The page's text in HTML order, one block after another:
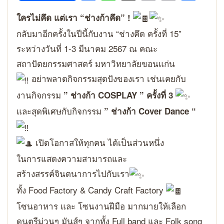
ใครไม่คึด แต่เรา “ช่างก้าคึด” !
กลับมาอีกครั้งในปีนี้กับงาน “ช่างคึด ครั้งที่ 15”
ระหว่างวันที่ 1-3 มีนาคม 2567 ณ คณะ
สถาปัตยกรรมศาสตร์ มหาวิทยาลัยขอนแก่น
อย่าพลาดกิจกรรมสุดปังของเรา เช่นเคยกับ
งานกิจกรรม ” ช่างก้า COSPLAY ” ครั้งที่ 3
และสุดพิเศษกับกิจกรรม ” ช่างก้า Cover Dance “
เปิดโอกาสให้ทุกคน ได้เป็นส่วนหนึ่ง
ในการแสดงความสามารถและ
สร้างสรรค์จินตนาการไปกับเรา
ทั้ง Food Factory & Candy Craft Factory
โซนอาหาร และ โซนงานฝีมือ มากมายให้เลือก
ดนตรีม่วนๆ มันส์ๆ จากทั้ง Full band และ Folk song